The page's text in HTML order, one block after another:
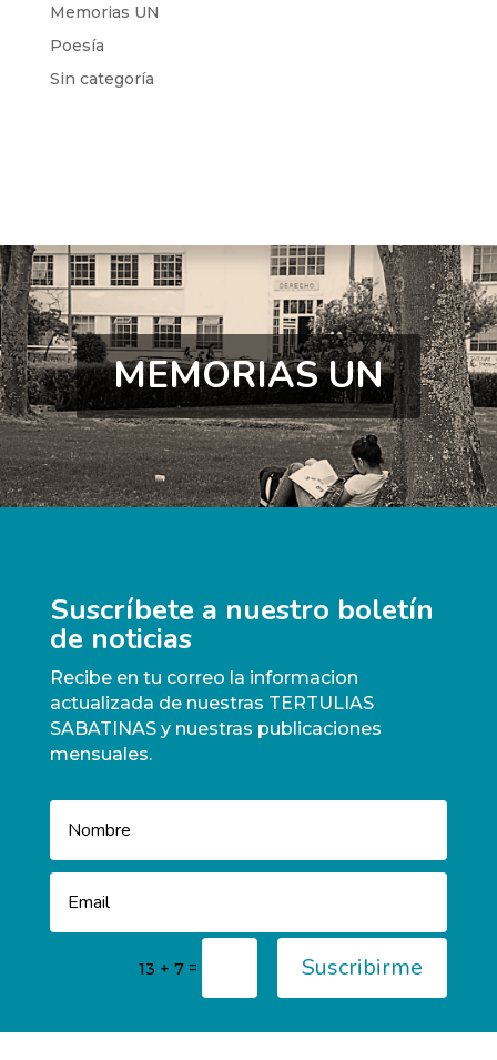
Memorias UN
Poesía
Sin categoría
MEMORIAS UN
Suscríbete a nuestro boletín
de noticias
Recibe en tu correo la informacion
actualizada de nuestras TERTULIAS
SABATINAS y nuestras publicaciones
mensuales.
13 + 7 = Suscribirme